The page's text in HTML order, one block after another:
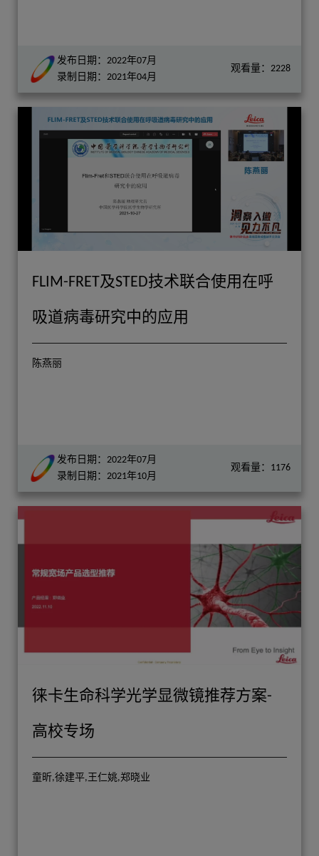
发布日期：2022年07月
录制日期：2021年04月
观看量：2228
FLIM-FRET及STED技术联合使用在呼
吸道病毒研究中的应用
陈燕丽
发布日期：2022年07月
录制日期：2021年10月
观看量：1176
徕卡生命科学光学显微镜推荐方案-
高校专场
童昕,徐建平,王仁姚,郑晓业